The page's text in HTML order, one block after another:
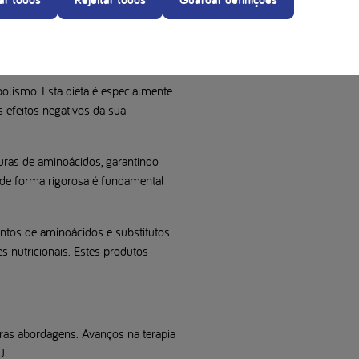
apoiada por consultas
Esta dieta é especialmente
efeitos negativos da sua
de aminoácidos, garantindo
forma rigorosa é fundamental
de aminoácidos e substitutos
nutricionais. Estes produtos
abordagens. Avanços na terapia